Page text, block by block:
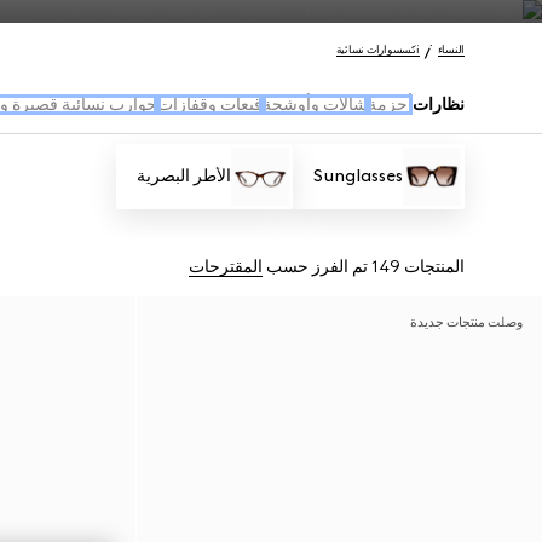
اتصل بنا النساء اكسسوارات نسائية
نظارات أحزمة شالات وأوشحة قبعات وقفازات جوارب نسائية قصيرة
Sunglasses الأطر البصرية
المنتجات 149 تم الفرز حسب المقترحات
وصلت منتجات جديدة